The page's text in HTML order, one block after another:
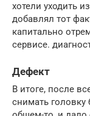
хотели уходить
добавлял тот
капитально
сервисе.
Дефект
В итоге, после
снимать головку